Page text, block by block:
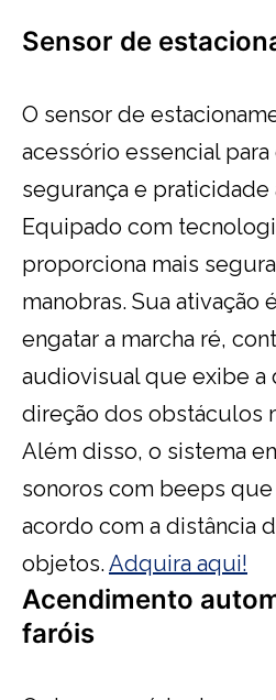
Sensor de
O sensor de
acessório essencial
segurança e praticidade
Equipado com
proporciona mais
manobras. Sua ativação
engatar a marcha ré,
audiovisual que exibe a
direção dos obstáculos
Além disso, o sistema
sonoros com beeps
acordo com a distância
objetos.Adquira aqui!
Acendimento
faróis